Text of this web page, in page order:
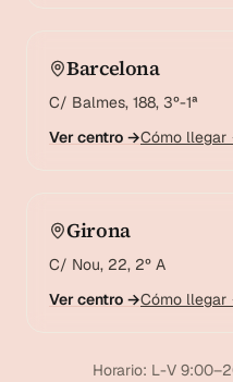
Barcelona
C/ Balmes, 188, 3º-1ª
Ver centro →Cómo
Girona
C/ Nou, 22, 2º A
Ver centro →Cómo
Horario: L-V